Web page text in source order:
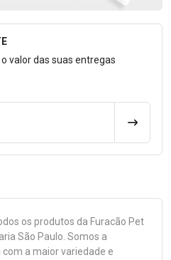
o Frete
valor das suas entregas
os produtos da Furacão Pet
São Paulo. Somos a
com a maior variedade e